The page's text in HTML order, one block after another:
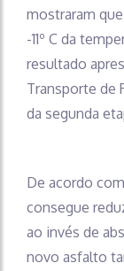
mostraram
-11º C da
resultado
Transporte de
da segunda
De acordo
consegue
ao invés de
novo asfalto